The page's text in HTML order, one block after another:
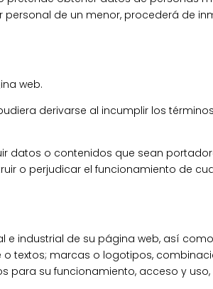
personal de un menor, procederá de
web.
derivarse al incumplir los
datos o contenidos que sean
o perjudicar el funcionamiento de
e industrial de su página web, así
textos; marcas o logotipos,
para su funcionamiento, acceso y uso,